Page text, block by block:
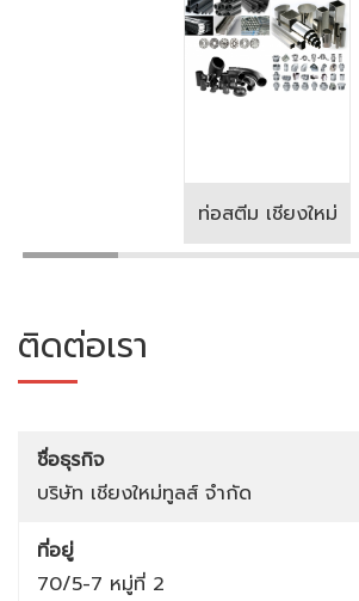
ท่อสตีม เชียงใหม่
ติดต่อเรา
ชื่อธุรกิจ
บริษัท เชียงใหม่ทูลส์ จำกัด
ที่อยู่
70/5-7 หมู่ที่ 2